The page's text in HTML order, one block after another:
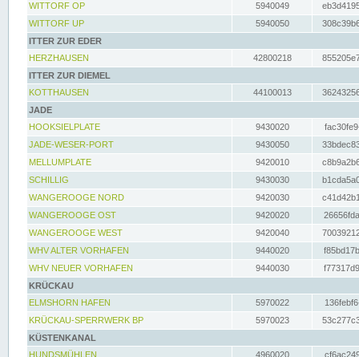
WITTORF OP
5940049
WITTORF UP
5940050
ITTER ZUR EDER
HERZHAUSEN
42800218
ITTER ZUR DIEMEL
KOTTHAUSEN
44100013
JADE
HOOKSIELPLATE
9430020
JADE-WESER-PORT
9430050
MELLUMPLATE
9420010
SCHILLIG
9430030
WANGEROOGE NORD
9420030
WANGEROOGE OST
9420020
WANGEROOGE WEST
9420040
WHV ALTER VORHAFEN
9440020
WHV NEUER VORHAFEN
9440030
KRÜCKAU
ELMSHORN HAFEN
5970022
KRÜCKAU-SPERRWERK BP
5970023
KÜSTENKANAL
HUNDSMÜHLEN
4960020